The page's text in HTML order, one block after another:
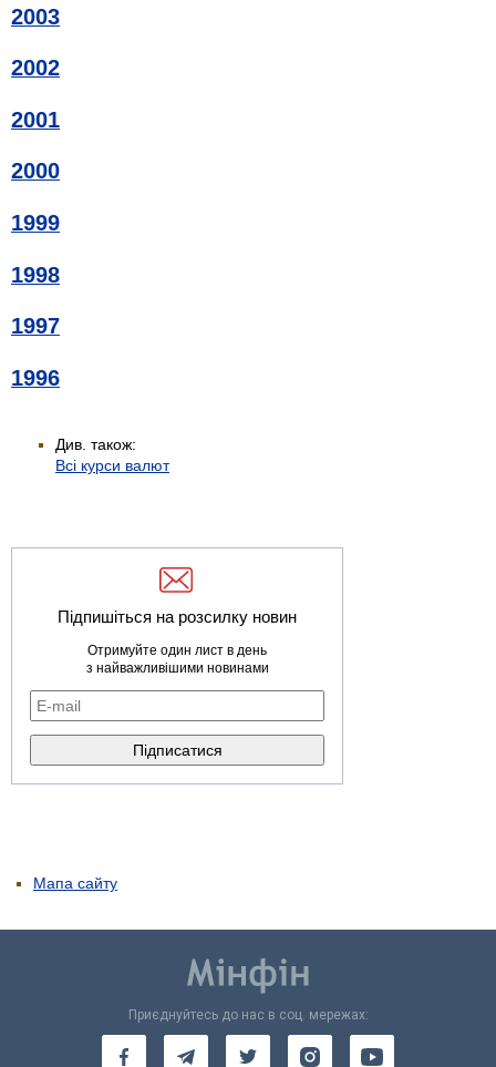
2003
2002
2001
2000
1999
1998
1997
1996
Див. також:
Всі курси валют
Підпишіться на розсилку новин
Отримуйте один лист в день
з найважливішими новинами
Мапа сайту
Приєднуйтесь до нас в соц. мережах: